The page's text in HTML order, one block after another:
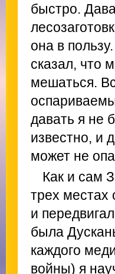
быстро.
она в
сказал, что
мешаться.
давать я не
известно, и
может не
Как и сам
трех местах
и
была
каждого
войны) я